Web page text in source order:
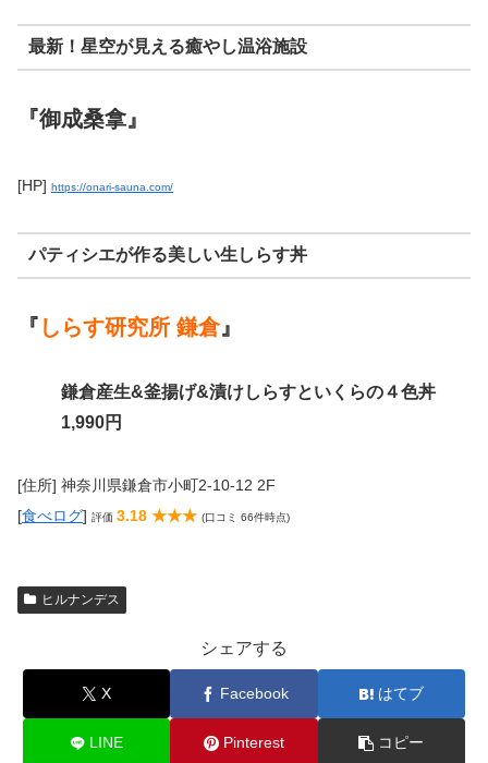
最新！星空が見える癒やし温浴施設
『御成桑拿』
[HP] https://onari-sauna.com/
パティシエが作る美しい生しらす丼
『 しらす研究所 鎌倉』
鎌倉産生&釜揚げ&漬けしらすといくらの４色丼
1,990円
[住所] 神奈川県鎌倉市小町2-10-12 2F
[食べログ] 評価 3.18 ★★★ (口コミ 66件時点)
ヒルナンデス
シェアする
X Facebook はてブ
LINE Pinterest コピー